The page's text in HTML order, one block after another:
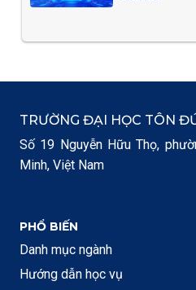
TRƯỜNG ĐẠI HỌC TÔN
Số 19 Nguyễn Hữu Thọ,
Minh, Việt Nam
PHỔ BIẾN
Danh mục ngành
Hướng dẫn học vụ